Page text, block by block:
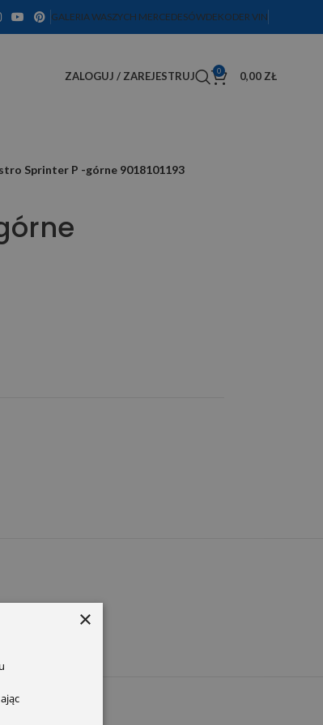
GALERIA WASZYCH MERCEDESÓWDEKODER VIN
ZALOGUJ / ZAREJESTRUJ 0 0,00 ZŁ
Sprinter P -górne 9018101193
×